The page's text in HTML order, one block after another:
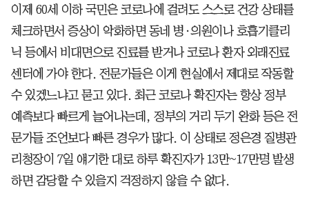
이제 60세 이하 국민은 코로나에 걸려도 스스로 건강 상태를
체크하면서 증상이 악화하면 동네 병·의원이나 호흡기클리
닉 등에서 비대면으로 진료를 받거나 코로나 환자 외래진료
센터에 가야 한다. 전문가들은 이게 현실에서 제대로 작동할
수 있겠느냐고 묻고 있다. 최근 코로나 확진자는 항상 정부
예측보다 빠르게 늘어나는데, 정부의 거리 두기 완화 등은 전
문가들 조언보다 빠른 경우가 많다. 이 상태로 정은경 질병관
리청장이 7일 얘기한 대로 하루 확진자가 13만~17만명 발생
하면 감당할 수 있을지 걱정하지 않을 수 없다.